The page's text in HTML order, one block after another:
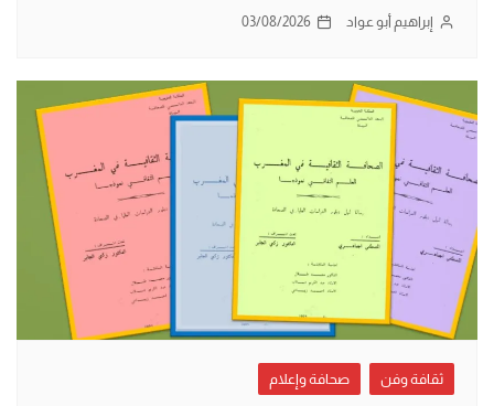
إبراهيم أبو عواد 03/08/2026
ثقافة وفن صحافة وإعلام